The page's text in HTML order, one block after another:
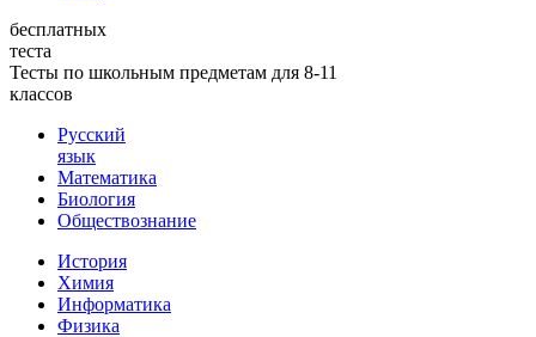
бесплатных
теста
Тесты по школьным предметам для 8-11
классов
Русский
язык
Математика
Биология
Обществознание
История
Химия
Информатика
Физика